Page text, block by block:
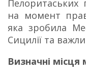
Пелоритаських
на момент
яка зробила
Сицилії та
Визначні місця